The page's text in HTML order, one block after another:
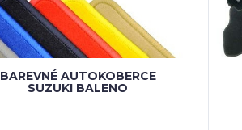
BAREVNÉ AUTOKOBERCE
SUZUKI BALENO